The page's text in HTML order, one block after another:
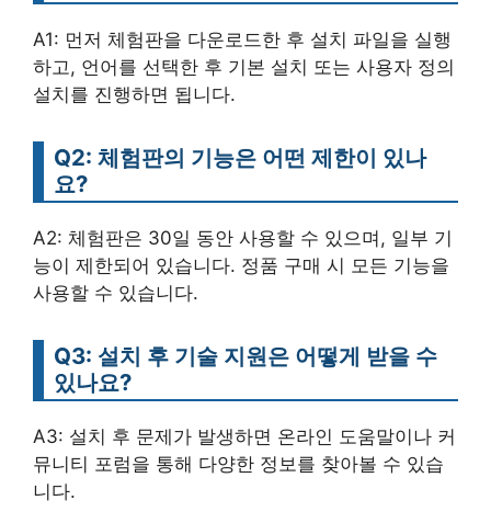
A1: 먼저 체험판을 다운로드한 후 설치 파일을 실행
하고, 언어를 선택한 후 기본 설치 또는 사용자 정의
설치를 진행하면 됩니다.
Q2: 체험판의 기능은 어떤 제한이 있나
요?
A2: 체험판은 30일 동안 사용할 수 있으며, 일부 기
능이 제한되어 있습니다. 정품 구매 시 모든 기능을
사용할 수 있습니다.
Q3: 설치 후 기술 지원은 어떻게 받을 수
있나요?
A3: 설치 후 문제가 발생하면 온라인 도움말이나 커
뮤니티 포럼을 통해 다양한 정보를 찾아볼 수 있습
니다.